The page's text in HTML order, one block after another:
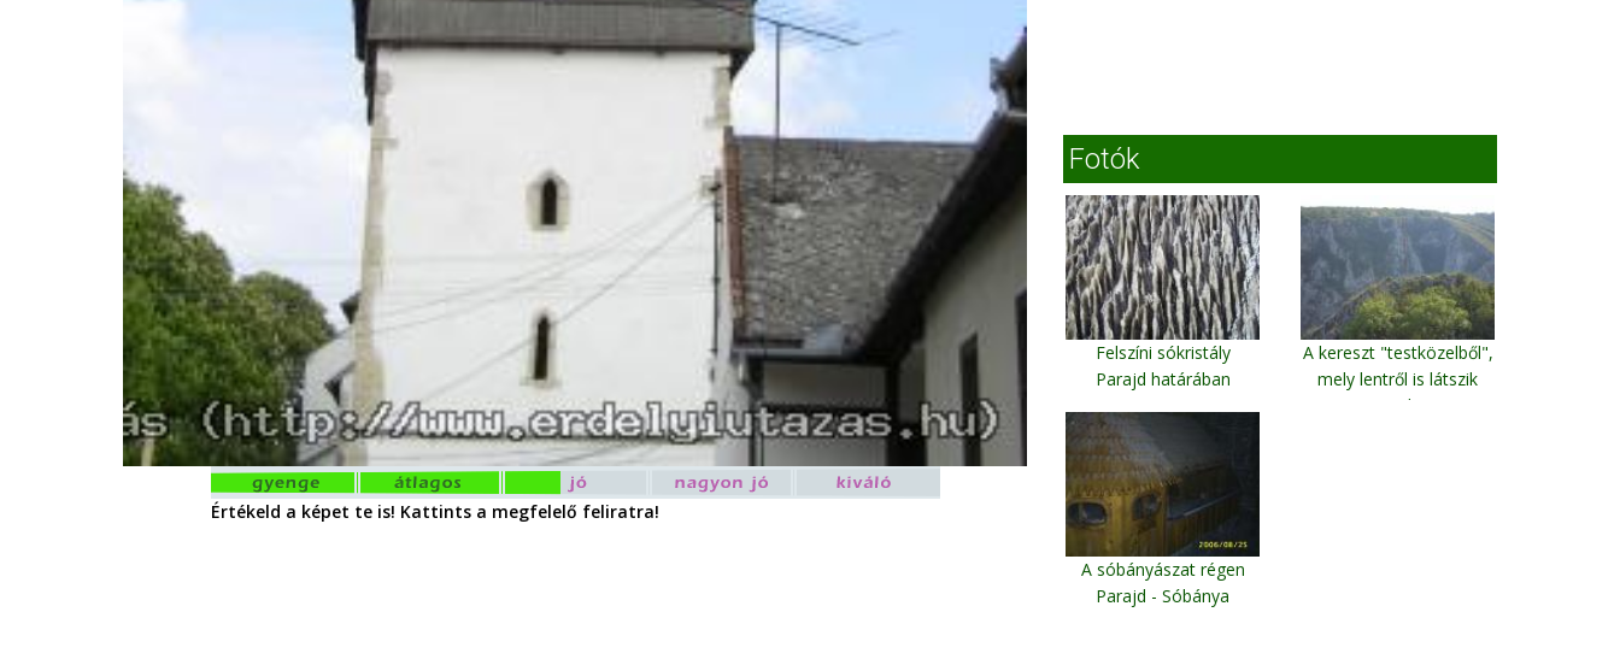
Értékeld a képet te is! Kattints a megfelelő feliratra!
Fotók
Felszíni sókristály
Parajd határában
A kereszt "testközelből",
mely lentről is látszik
Torda
A sóbányászat régen
Parajd - Sóbánya